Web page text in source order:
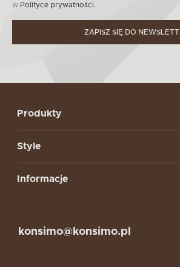
w Polityce prywatności.
ZAPISZ SIĘ DO
Produkty
Style
Informacje
konsimo@konsimo.pl